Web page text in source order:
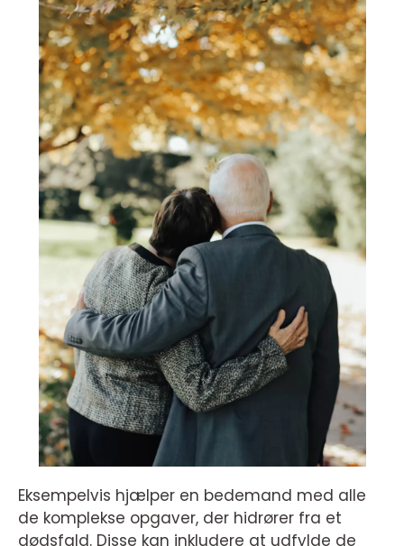
Eksempelvis hjælper en bedemand med alle
de komplekse opgaver, der hidrører fra et
dødsfald. Disse kan inkludere at udfylde de